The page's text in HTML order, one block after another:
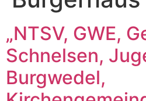
„NTSV, GWE,
Schnelsen,
Burgwedel,